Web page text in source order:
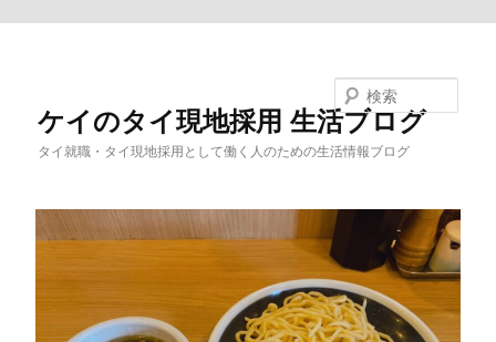
ケイのタイ現地採用 生活ブログ
タイ就職・タイ現地採用として働く人のための生活情報ブログ